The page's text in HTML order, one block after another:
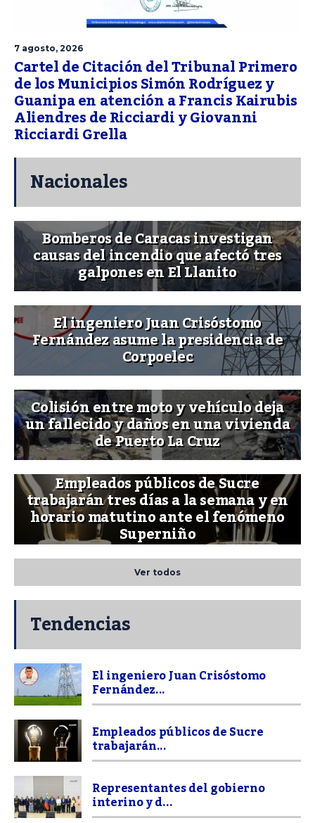
7 agosto, 2026
Cartel de Citación del Tribunal Primero
de los Municipios Simón Rodríguez y
Guanipa en atención a Francis Kairubis
Aliendres de Ricciardi y Giovanni
Ricciardi Grella
Nacionales
Bomberos de Caracas investigan
causas del incendio que afectó tres
galpones en El Llanito
El ingeniero Juan Crisóstomo
Fernández asume la presidencia de
Corpoelec
Colisión entre moto y vehículo deja
un fallecido y daños en una vivienda
de Puerto La Cruz
Empleados públicos de Sucre
trabajarán tres días a la semana y en
horario matutino ante el fenómeno
Superniño
Ver todos
Tendencias
El ingeniero Juan Crisóstomo
Fernández...
Empleados públicos de Sucre
trabajarán...
Representantes del gobierno
interino y d...